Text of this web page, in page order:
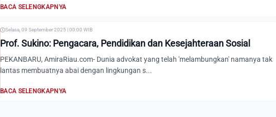
BACA SELENGKAPNYA
Selasa, 09 September 2025 | 00:00 WIB
Prof. Sukino: Pengacara, Pendidikan dan Kesejahteraan Sosial
PEKANBARU, AmiraRiau.com- Dunia advokat yang telah 'melambungkan' namanya tak
lantas membuatnya abai dengan lingkungan s...
BACA SELENGKAPNYA